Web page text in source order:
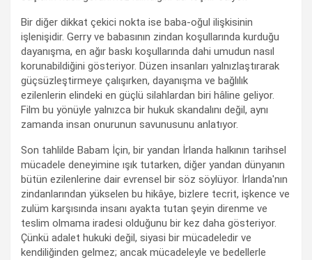
Bir diğer dikkat çekici nokta ise baba-oğul ilişkisinin
işlenişidir. Gerry ve babasının zindan koşullarında kurduğu
dayanışma, en ağır baskı koşullarında dahi umudun nasıl
korunabildiğini gösteriyor. Düzen insanları yalnızlaştırarak
güçsüzleştirmeye çalışırken, dayanışma ve bağlılık
ezilenlerin elindeki en güçlü silahlardan biri hâline geliyor.
Film bu yönüyle yalnızca bir hukuk skandalını değil, aynı
zamanda insan onurunun savunusunu anlatıyor.
Son tahlilde Babam İçin, bir yandan İrlanda halkının tarihsel
mücadele deneyimine ışık tutarken, diğer yandan dünyanın
bütün ezilenlerine dair evrensel bir söz söylüyor. İrlanda'nın
zindanlarından yükselen bu hikâye, bizlere tecrit, işkence ve
zulüm karşısında insanı ayakta tutan şeyin direnme ve
teslim olmama iradesi olduğunu bir kez daha gösteriyor.
Çünkü adalet hukuki değil, siyasi bir mücadeledir ve
kendiliğinden gelmez; ancak mücadeleyle ve bedellerle